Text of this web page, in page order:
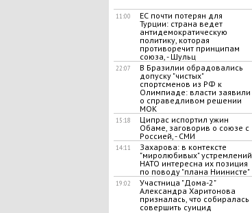
11:00
ЕС почти потерян для
Турции: страна ведет
антидемократическую
политику, которая
противоречит принципам
союза, - Шульц
22:07
В Бразилии обрадовались
допуску "чистых"
спортсменов из РФ к
Олимпиаде: власти заявили
о справедливом решении
МОК
15:18
Ципрас испортил ужин
Обаме, заговорив о союзе с
Россией, - СМИ
14:11
Захарова: в контексте
"миролюбивых" устремлений
НАТО интересна их позиция
по поводу "плана Ниинисте"
19:02
Участница "Дома-2"
Александра Харитонова
призналась, что собиралась
совершить суицид